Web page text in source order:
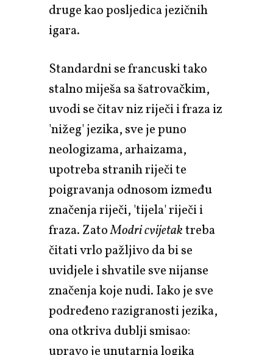
druge kao posljedica jezičnih
igara.
Standardni se francuski tako
stalno miješa sa šatrovačkim,
uvodi se čitav niz riječi i fraza iz
'nižeg' jezika, sve je puno
neologizama, arhaizama,
upotreba stranih riječi te
poigravanja odnosom između
značenja riječi, 'tijela' riječi i
fraza. ZatoModri cvijetaktreba
čitati vrlo pažljivo da bi se
uvidjele i shvatile sve nijanse
značenja koje nudi. Iako je sve
podređeno razigranosti jezika,
ona otkriva dublji smisao:
upravo je unutarnja logika